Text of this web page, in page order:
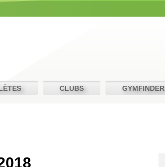
CLUBS GYMFINDER